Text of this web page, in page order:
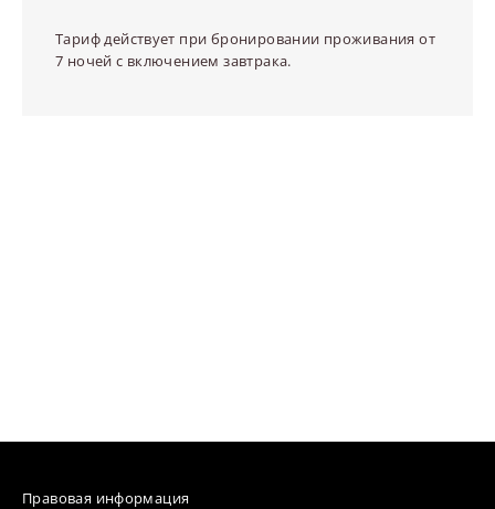
Тариф действует при бронировании проживания от
7 ночей с включением завтрака.
Правовая информация